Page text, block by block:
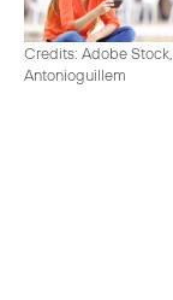
Credits: Adobe Stock,
Antonioguillem